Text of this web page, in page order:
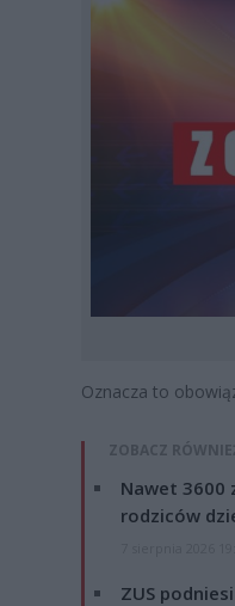
Oznacza to
ZOBACZ
Nawet 3600
rodziców
ZUS